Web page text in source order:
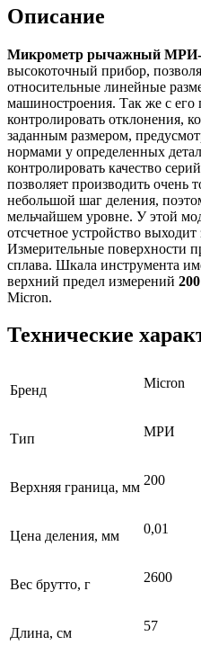
Описание
Микрометр рычажный
высокоточный прибор,
относительные линейные
машиностроения. Так же с
контролировать отклонения,
заданным размером,
нормами у определенных
контролировать качество
позволяет производить очень
небольшой шаг деления,
мельчайшем уровне. У этой
отсчетное устройство
Измерительные поверхности
сплава. Шкала инструмента
верхний предел измерений
Micron.
Технические
Бренд Micron
Тип МРИ
Верхняя граница, мм 200
Цена деления, мм 0,01
Вес брутто, г 2600
Длина, см 57